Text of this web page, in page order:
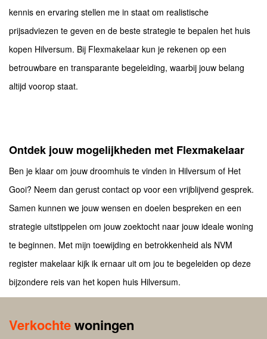
kennis en ervaring stellen me in staat om realistische
prijsadviezen te geven en de beste strategie te bepalen het huis
kopen Hilversum. Bij Flexmakelaar kun je rekenen op een
betrouwbare en transparante begeleiding, waarbij jouw belang
altijd voorop staat.
Ontdek jouw mogelijkheden met Flexmakelaar
Ben je klaar om jouw droomhuis te vinden in Hilversum of Het
Gooi? Neem dan gerust contact op voor een vrijblijvend gesprek.
Samen kunnen we jouw wensen en doelen bespreken en een
strategie uitstippelen om jouw zoektocht naar jouw ideale woning
te beginnen. Met mijn toewijding en betrokkenheid als NVM
register makelaar kijk ik ernaar uit om jou te begeleiden op deze
bijzondere reis van het kopen huis Hilversum.
Verkochtewoningen